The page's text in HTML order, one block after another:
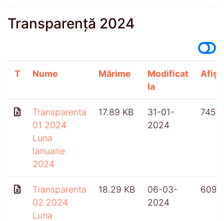
Transparență 2024
T Nume Mărime
Modificat
la
Transparenta
01 2024
Luna
Ianuarie
2024
17.89 KB
31-01-
2024
745
Transparenta
02 2024
Luna
18.29 KB
06-03-
2024
609